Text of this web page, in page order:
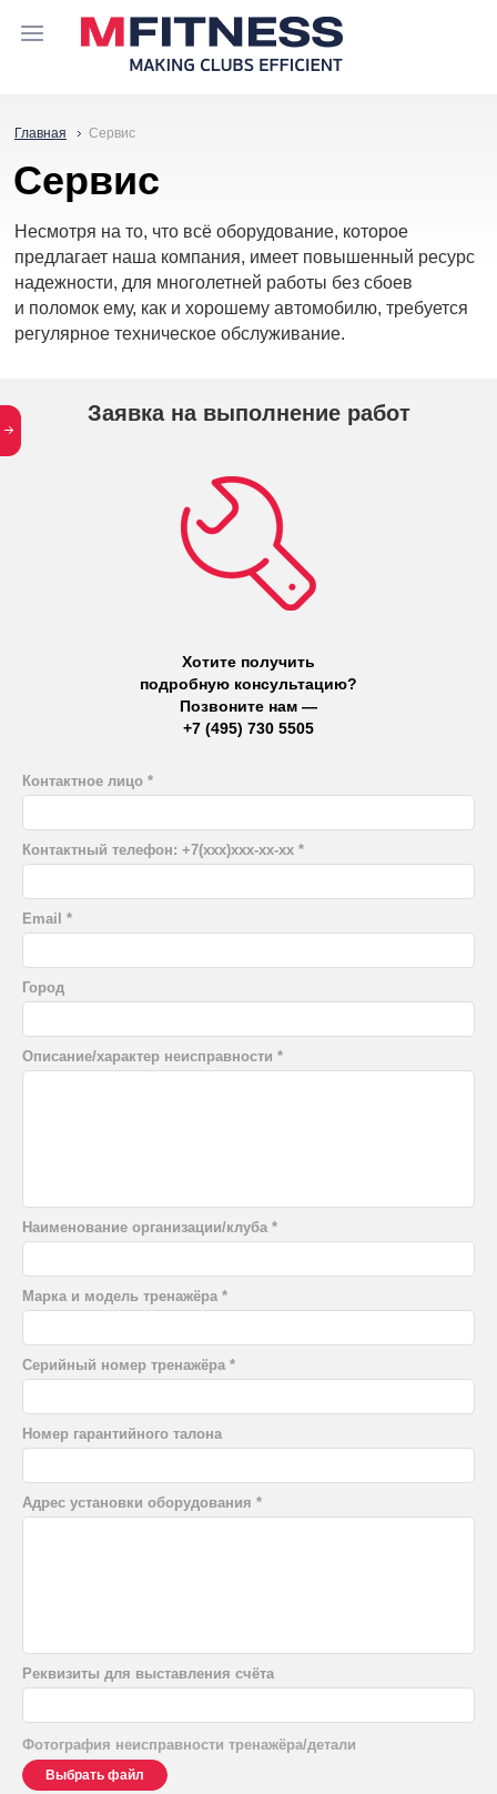
Главная Сервис
Сервис
Несмотря на то, что всё оборудование, которое
предлагает наша компания, имеет повышенный ресурс
надежности, для многолетней работы без сбоев
и поломок ему, как и хорошему автомобилю, требуется
регулярное техническое обслуживание.
Заявка на выполнение работ
Хотите получить
подробную консультацию?
Позвоните нам —
+7 (495) 730 5505
Контактное лицо
Контактный телефон: +7(xхх)ххх-хх-хх
Email
Город
Описание/характер неисправности
Наименование организации/клуба
Марка и модель тренажёра
Серийный номер тренажёра
Номер гарантийного талона
Адрес установки оборудования
Реквизиты для выставления счёта
Фотография неисправности тренажёра/детали
Выбрать файл